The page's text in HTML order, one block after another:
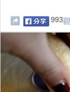
993